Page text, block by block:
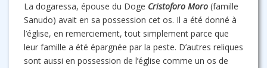
La dogaressa, épouse du Doge Cristoforo Moro (famille
Sanudo) avait en sa possession cet os. Il a été donné à
l’église, en remerciement, tout simplement parce que
leur famille a été épargnée par la peste. D’autres reliques
sont aussi en possession de l’église comme un os de